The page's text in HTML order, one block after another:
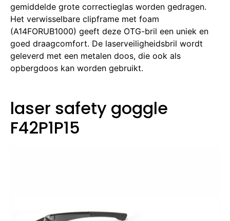
gemiddelde grote correctieglas worden gedragen.
Het verwisselbare clipframe met foam
(A14FORUB1000) geeft deze OTG-bril een uniek en
goed draagcomfort. De laserveiligheidsbril wordt
geleverd met een metalen doos, die ook als
opbergdoos kan worden gebruikt.
laser safety goggle
F42P1P15